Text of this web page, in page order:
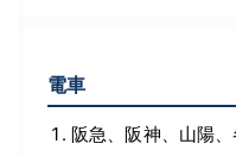
電車
阪急、阪神、山陽